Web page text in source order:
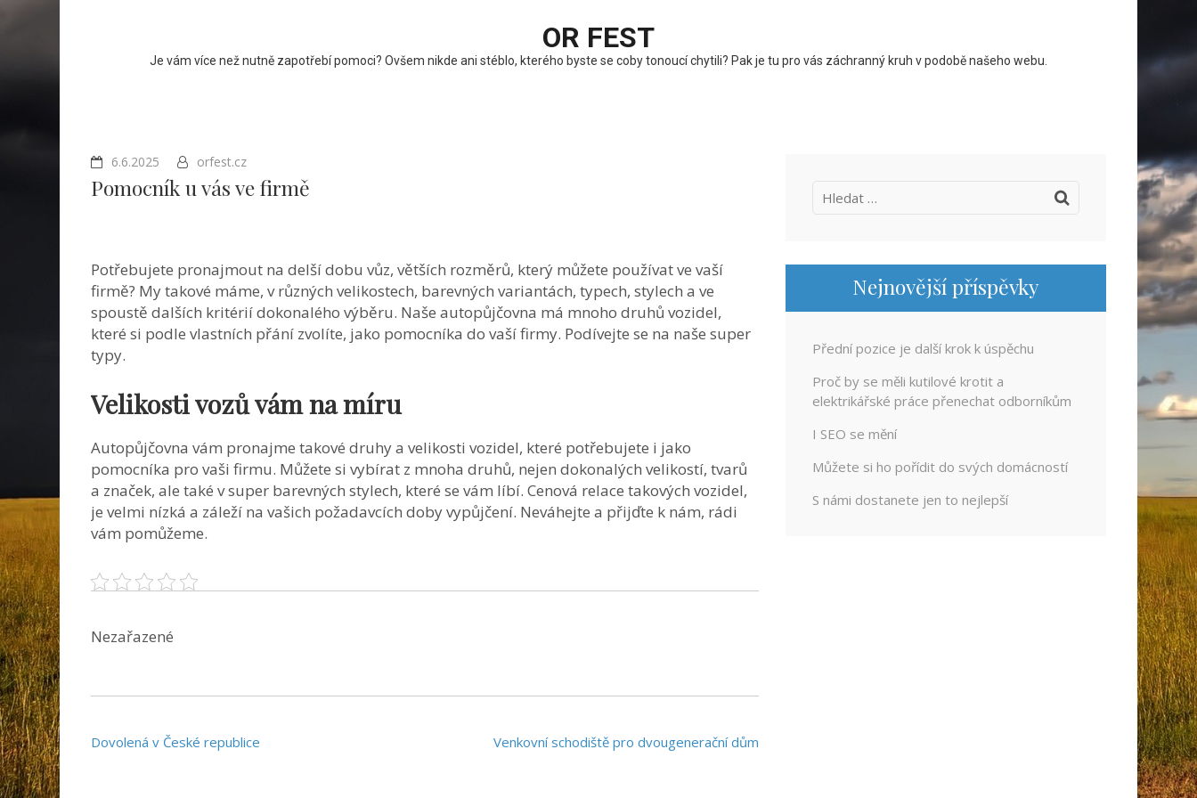
OR FEST
Je vám více než nutně zapotřebí pomoci? Ovšem nikde ani stéblo, kterého byste se coby tonoucí chytili? Pak je tu pro vás záchranný kruh v podobě našeho webu.
6.6.2025 orfest.cz
Pomocník u vás ve firmě
Potřebujete pronajmout na delší dobu vůz, větších rozměrů, který můžete používat ve vaší
firmě? My takové máme, v různých velikostech, barevných variantách, typech, stylech a ve
spoustě dalších kritérií dokonalého výběru. Naše autopůjčovna má mnoho druhů vozidel,
které si podle vlastních přání zvolíte, jako pomocníka do vaší firmy. Podívejte se na naše super
typy.
Velikosti vozů vám na míru
Autopůjčovna vám pronajme takové druhy a velikosti vozidel, které potřebujete i jako
pomocníka pro vaši firmu. Můžete si vybírat z mnoha druhů, nejen dokonalých velikostí, tvarů
a značek, ale také v super barevných stylech, které se vám líbí. Cenová relace takových vozidel,
je velmi nízká a záleží na vašich požadavcích doby vypůjčení. Neváhejte a přijďte k nám, rádi
vám pomůžeme.
Nezařazené
Navigace
Dovolená v České republice Venkovní schodiště pro dvougenerační dům
Vyhledávání
Nejnovější příspěvky
Přední pozice je další krok k úspěchu
Proč by se měli kutilové krotit a
elektrikářské práce přenechat odborníkům
I SEO se mění
Můžete si ho pořídit do svých domácností
S námi dostanete jen to nejlepší